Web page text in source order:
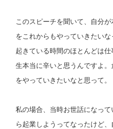
このスピーチを聞いて、自分
をこれからもやっていきたいな
起きている時間のほとんどは
生本当に辛いと思うんですよ
をやっていきたいなと思って。
私の場合、当時お世話になっ
ら起業しようってなったけど